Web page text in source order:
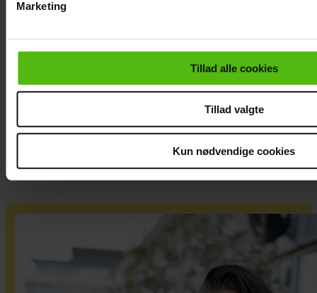
cookiepolitik.
Marketing
Tillad alle cookies
Tillad valgte
Kun nødvendige cookies
familieglæde:
morfar